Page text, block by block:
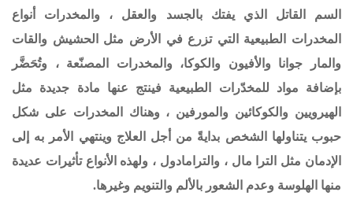
السم القاتل الذي يفتك بالجسد والعقل ، والمخدرات أنواع
المخدرات الطبيعية التي تزرع في الأرض مثل الحشيش والقات
والمار جوانا والأفيون والكوكا، والمخدرات المصنّعة ، وتُحَضَّر
بإضافة مواد للمخدّرات الطبيعية فينتج عنها مادة جديدة مثل
الهيرويين والكوكائين والمورفين ، وهناك المخدرات على شكل
حبوب يتناولها الشخص بدايةً من أجل العلاج وينتهي الأمر به إلى
الإدمان مثل الترا مال ، والترامادول ، ولهذه الأنواع تأثيرات عديدة
منها الهلوسة وعدم الشعور بالألم والتنويم وغيرها.